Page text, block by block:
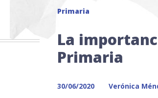
Primaria
La
Primaria
30/06/2020 Verónica